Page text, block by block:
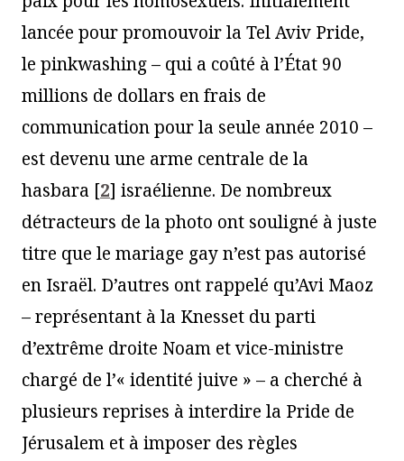
lancée pour promouvoir la Tel Aviv Pride,
le pinkwashing – qui a coûté à l’État 90
millions de dollars en frais de
communication pour la seule année 2010 –
est devenu une arme centrale de la
hasbara [2] israélienne. De nombreux
détracteurs de la photo ont souligné à juste
titre que le mariage gay n’est pas autorisé
en Israël. D’autres ont rappelé qu’Avi Maoz
– représentant à la Knesset du parti
d’extrême droite Noam et vice-ministre
chargé de l’« identité juive » – a cherché à
plusieurs reprises à interdire la Pride de
Jérusalem et à imposer des règles